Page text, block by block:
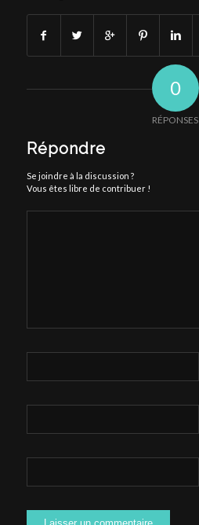
0
RÉPONSES
Répondre
Se joindre à la discussion ?
Vous êtes libre de contribuer !